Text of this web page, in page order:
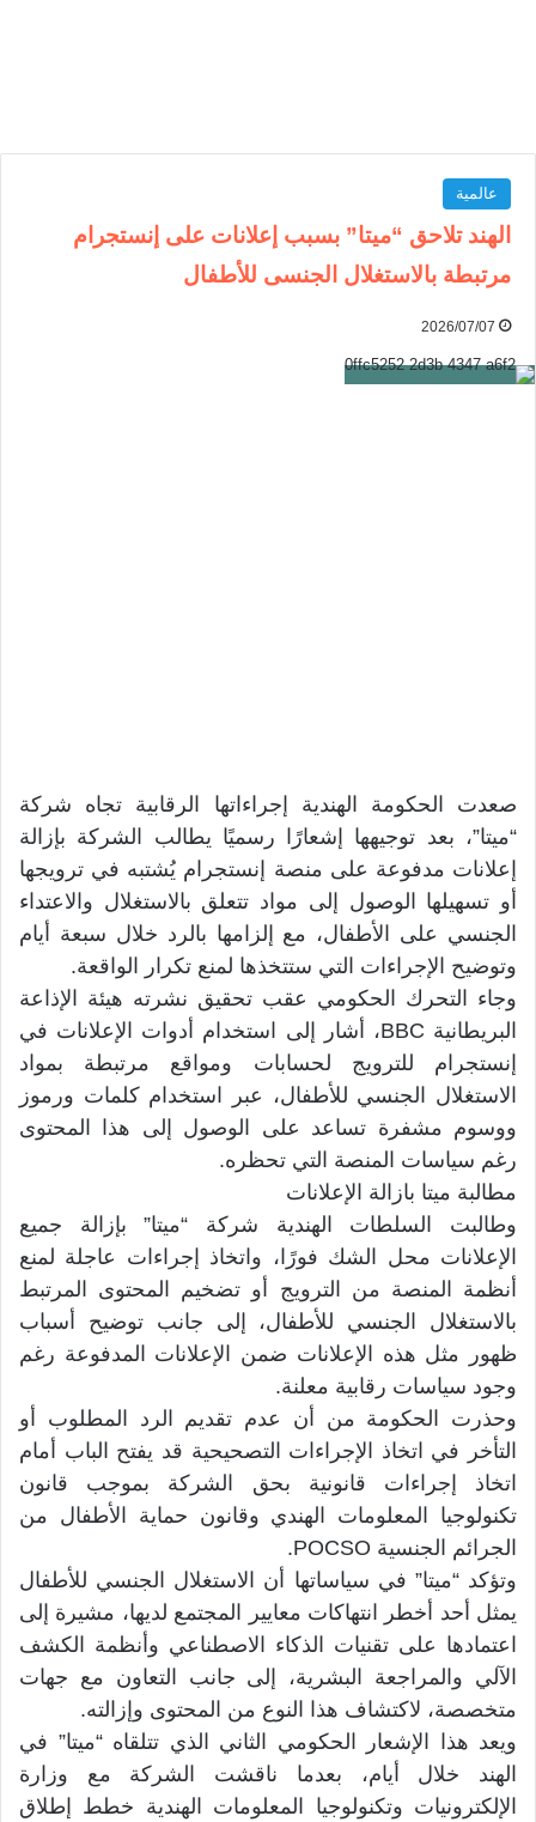
عالمية
الهند تلاحق “ميتا” بسبب إعلانات على إنستجرام
مرتبطة بالاستغلال الجنسى للأطفال
2026/07/07
صعدت الحكومة الهندية إجراءاتها الرقابية تجاه شركة
“ميتا”، بعد توجيهها إشعارًا رسميًا يطالب الشركة بإزالة
إعلانات مدفوعة على منصة إنستجرام يُشتبه في ترويجها
أو تسهيلها الوصول إلى مواد تتعلق بالاستغلال والاعتداء
الجنسي على الأطفال، مع إلزامها بالرد خلال سبعة أيام
وتوضيح الإجراءات التي ستتخذها لمنع تكرار الواقعة.
وجاء التحرك الحكومي عقب تحقيق نشرته هيئة الإذاعة
البريطانية BBC، أشار إلى استخدام أدوات الإعلانات في
إنستجرام للترويج لحسابات ومواقع مرتبطة بمواد
الاستغلال الجنسي للأطفال، عبر استخدام كلمات ورموز
ووسوم مشفرة تساعد على الوصول إلى هذا المحتوى
رغم سياسات المنصة التي تحظره.
مطالبة ميتا بازالة الإعلانات
وطالبت السلطات الهندية شركة “ميتا” بإزالة جميع
الإعلانات محل الشك فورًا، واتخاذ إجراءات عاجلة لمنع
أنظمة المنصة من الترويج أو تضخيم المحتوى المرتبط
بالاستغلال الجنسي للأطفال، إلى جانب توضيح أسباب
ظهور مثل هذه الإعلانات ضمن الإعلانات المدفوعة رغم
وجود سياسات رقابية معلنة.
وحذرت الحكومة من أن عدم تقديم الرد المطلوب أو
التأخر في اتخاذ الإجراءات التصحيحية قد يفتح الباب أمام
اتخاذ إجراءات قانونية بحق الشركة بموجب قانون
تكنولوجيا المعلومات الهندي وقانون حماية الأطفال من
الجرائم الجنسية POCSO.
وتؤكد “ميتا” في سياساتها أن الاستغلال الجنسي للأطفال
يمثل أحد أخطر انتهاكات معايير المجتمع لديها، مشيرة إلى
اعتمادها على تقنيات الذكاء الاصطناعي وأنظمة الكشف
الآلي والمراجعة البشرية، إلى جانب التعاون مع جهات
متخصصة، لاكتشاف هذا النوع من المحتوى وإزالته.
ويعد هذا الإشعار الحكومي الثاني الذي تتلقاه “ميتا” في
الهند خلال أيام، بعدما ناقشت الشركة مع وزارة
الإلكترونيات وتكنولوجيا المعلومات الهندية خطط إطلاق